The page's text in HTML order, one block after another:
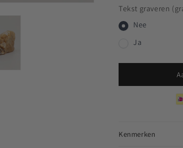
Tekst graveren
Nee
Ja
Kenmerken